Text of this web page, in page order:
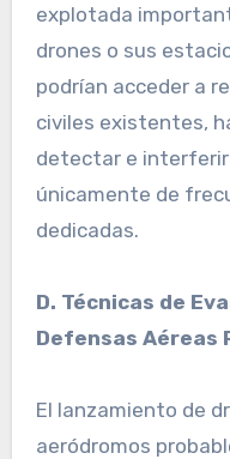
explotada
drones o sus
podrían acceder a
civiles existentes,
detectar e interferir
únicamente de
dedicadas.
D. Técnicas de
Defensas Aéreas
El lanzamiento de
aeródromos